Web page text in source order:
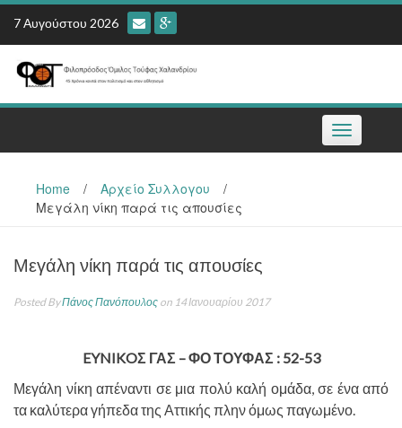
Skip
content
7 Αυγούστου 2026
Toggle
navigation
Home / Αρχείο Συλλογου
/
Μεγάλη νίκη παρά τις απουσίες
Μεγάλη νίκη παρά τις απουσίες
Posted ByΠάνος Πανόπουλος on 14 Ιανουαρίου 2017
EYNIKOΣ ΓΑΣ – ΦΟ ΤΟΥΦΑΣ : 52-53
Μεγάλη νίκη απέναντι σε μια πολύ καλή ομάδα, σε ένα από
τα καλύτερα γήπεδα της Αττικής πλην όμως παγωμένο.